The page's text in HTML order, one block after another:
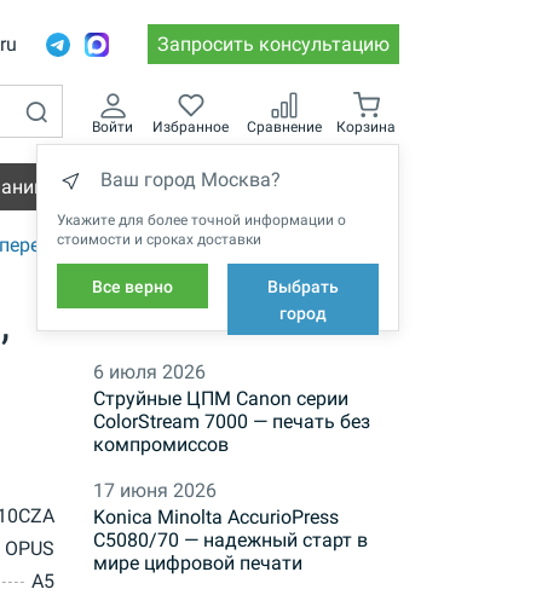
Запросить консультацию
Войти Избранное Сравнение Корзина
Ваш город Москва?
Укажите для более точной информации о
стоимости и сроках доставки
Все верно
Выбрать
город
Вакансии
Metalbind
OPUS
A5
НОВОСТИ
6 июля 2026
Струйные ЦПМ Canon серии
ColorStream 7000 — печать без
компромиссов
17 июня 2026
Konica Minolta AccurioPress
C5080/70 — надежный старт в
мире цифровой печати